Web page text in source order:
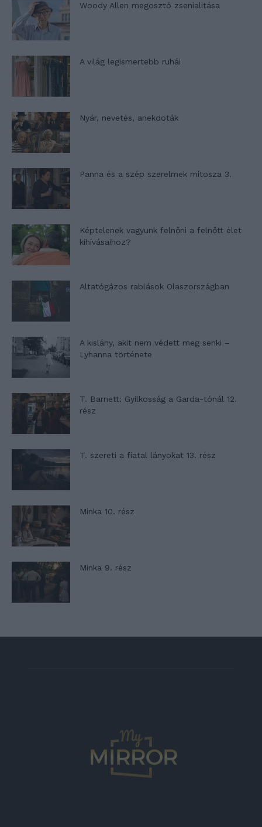
Woody Allen megosztó zsenialitása
A világ legismertebb ruhái
Nyár, nevetés, anekdoták
Panna és a szép szerelmek mítosza 3.
Képtelenek vagyunk felnőni a felnőtt élet
kihívásaihoz?
Altatógázos rablások Olaszországban
A kislány, akit nem védett meg senki –
Lyhanna története
T. Barnett: Gyilkosság a Garda-tónál 12.
rész
T. szereti a fiatal lányokat 13. rész
Minka 10. rész
Minka 9. rész